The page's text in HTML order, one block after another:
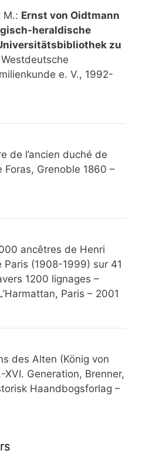
M.: Ernst von Oidtmann
heraldische
zu
e. V., 1992-
de l’ancien duché de
Foras, Grenoble 1860 –
ancêtres de Henri
Paris (1908-1999) sur 41
1200 lignages –
Paris – 2001
des Alten (König von
Generation, Brenner,
Haandbogsforlag –